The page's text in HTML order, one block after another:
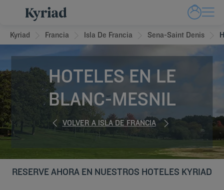
Kyriad Francia Isla De Francia Sena-Saint Denis
HOTELES EN LE
BLANC-MESNIL
VOLVER A ISLA DE FRANCIA
RESERVE AHORA EN NUESTROS HOTELES KYRIAD